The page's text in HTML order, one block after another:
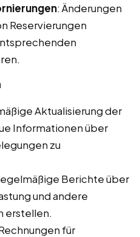
: Änderungen
Reservierungen
Aktualisierung der
Informationen über
zu
Berichte über
und andere
erstellen.
für